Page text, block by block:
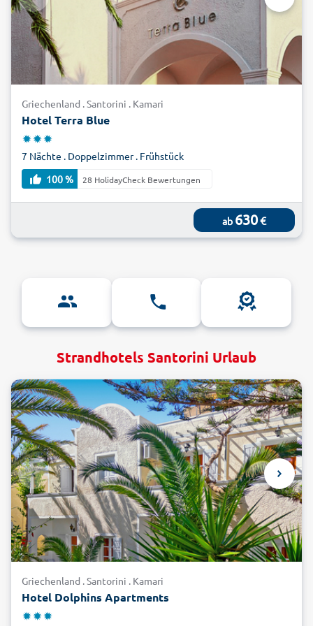
Griechenland . Santorini . Kamari
Hotel Terra Blue
7 Nächte . Doppelzimmer . Frühstück
100 %
28 HolidayCheck Bewertungen
ab 630€
Strandhotels Santorini Urlaub
Griechenland . Santorini . Kamari
Hotel Dolphins Apartments